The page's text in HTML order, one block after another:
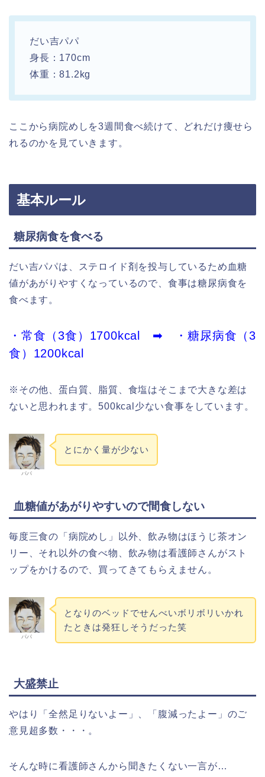
だい吉パパ
身長：170cm
体重：81.2kg
ここから病院めしを3週間食べ続けて、どれだけ痩せら
れるのかを見ていきます。
基本ルール
糖尿病食を食べる
だい吉パパは、ステロイド剤を投与しているため血糖
値があがりやすくなっているので、食事は糖尿病食を
食べます。
・常食（3食）1700kcal ➡ ・糖尿病食（3
食）1200kcal
※その他、蛋白質、脂質、食塩はそこまで大きな差は
ないと思われます。500kcal少ない食事をしています。
パパ
とにかく量が少ない
血糖値があがりやすいので間食しない
毎度三食の「病院めし」以外、飲み物はほうじ茶オン
リー、それ以外の食べ物、飲み物は看護師さんがスト
ップをかけるので、買ってきてもらえません。
パパ
となりのベッドでせんべいボリボリいかれ
たときは発狂しそうだった笑
大盛禁止
やはり「全然足りないよー」、「腹減ったよー」のご
意見超多数・・・。
そんな時に看護師さんから聞きたくない一言が…